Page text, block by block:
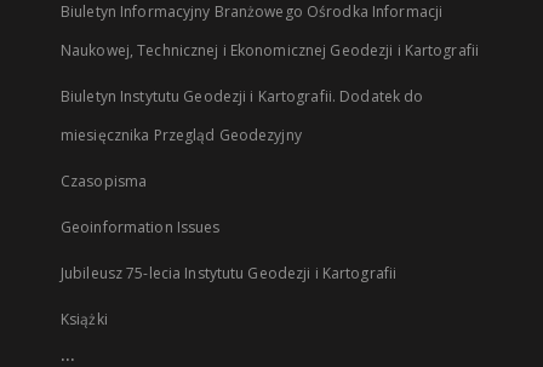
Biuletyn Informacyjny Branżowego Ośrodka Informacji
Naukowej, Technicznej i Ekonomicznej Geodezji i Kartografii
Biuletyn Instytutu Geodezji i Kartografii. Dodatek do
miesięcznika Przegląd Geodezyjny
Czasopisma
Geoinformation Issues
Jubileusz 75-lecia Instytutu Geodezji i Kartografii
Książki
...